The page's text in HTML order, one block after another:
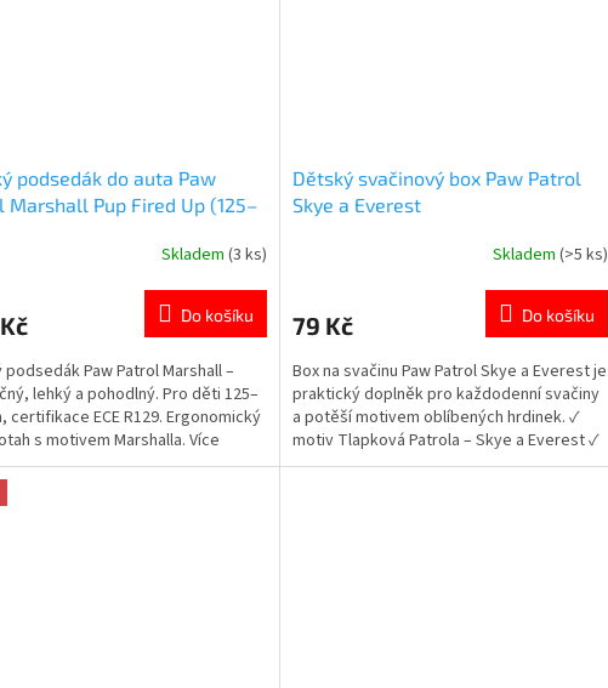
podsedák do auta Paw
Marshall Pup Fired Up (125–
Skladem (3 ks)
Do košíku
Paw Patrol Marshall –
lehký a pohodlný. Pro děti 125–
certifikace ECE R129. Ergonomický
s motivem Marshalla. Více
s motivem 👉 TLAPKOVÉ
Dětský svačinový box Paw Patrol
Skye a Everest
je
z
5
hvězdiček.
Skladem (>5 ks)
79 Kč Do košíku
Box na svačinu Paw Patrol Skye a Everest je
praktický doplněk pro každodenní svačiny
a potěší motivem oblíbených hrdinek. ✓
motiv Tlapková Patrola – Skye a Everest ✓
plast bez BPA – bezpečný pro děti ✓